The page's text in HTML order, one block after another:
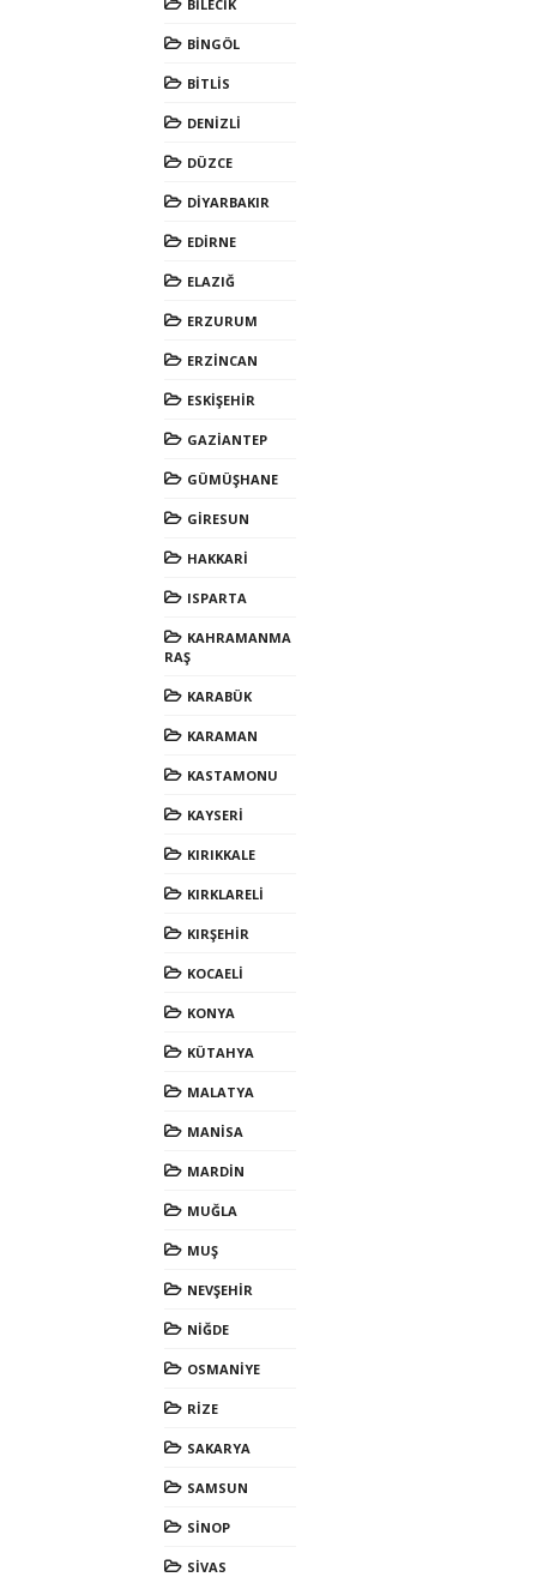
BİLECİK
BİNGÖL
BİTLİS
DENİZLİ
DÜZCE
DİYARBAKIR
EDİRNE
ELAZIĞ
ERZURUM
ERZİNCAN
ESKİŞEHİR
GAZİANTEP
GÜMÜŞHANE
GİRESUN
HAKKARİ
ISPARTA
KAHRAMANMA
RAŞ
KARABÜK
KARAMAN
KASTAMONU
KAYSERİ
KIRIKKALE
KIRKLARELİ
KIRŞEHİR
KOCAELİ
KONYA
KÜTAHYA
MALATYA
MANİSA
MARDİN
MUĞLA
MUŞ
NEVŞEHİR
NİĞDE
OSMANİYE
RİZE
SAKARYA
SAMSUN
SİNOP
SİVAS